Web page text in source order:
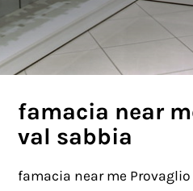
famacia near
val sabbia
famacia near me